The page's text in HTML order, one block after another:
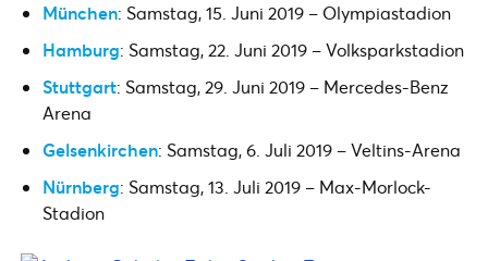
München: Samstag, 15. Juni 2019 – Olympiastadion
Hamburg: Samstag, 22. Juni 2019 – Volksparkstadion
Stuttgart: Samstag, 29. Juni 2019 – Mercedes-Benz
Arena
Gelsenkirchen: Samstag, 6. Juli 2019 – Veltins-Arena
Nürnberg: Samstag, 13. Juli 2019 – Max-Morlock-
Stadion